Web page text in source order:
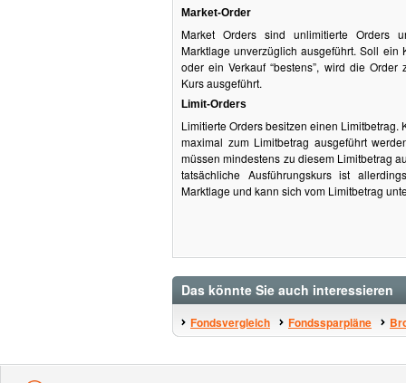
Market-Order
Market Orders sind unlimitierte Orders
Marktlage unverzüglich ausgeführt. Soll ein
oder ein Verkauf “bestens”, wird die Order
Kurs ausgeführt.
Limit-Orders
Limitierte Orders besitzen einen Limitbetrag.
maximal zum Limitbetrag ausgeführt
müssen mindestens zu diesem Limitbetrag
tatsächliche Ausführungskurs ist
Marktlage und kann sich vom Limitbetrag
Das könnte Sie auch interessieren
Fondsvergleich Fondssparpläne